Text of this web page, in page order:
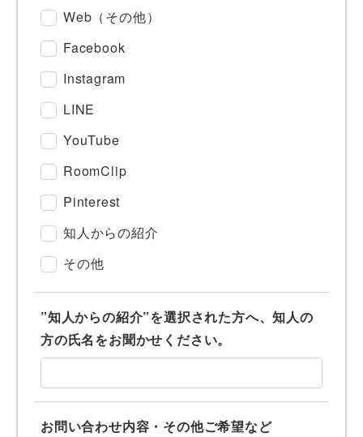
Web（その他）
Facebook
Instagram
LINE
YouTube
RoomClip
Pinterest
知人からの紹介
その他
”知人からの紹介”を選択された方へ、知人の
方の氏名をお聞かせください。
お問い合わせ内容・その他ご希望など